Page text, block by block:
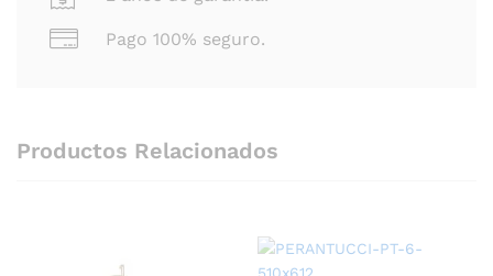
Pago 100% seguro.
Productos Relacionados